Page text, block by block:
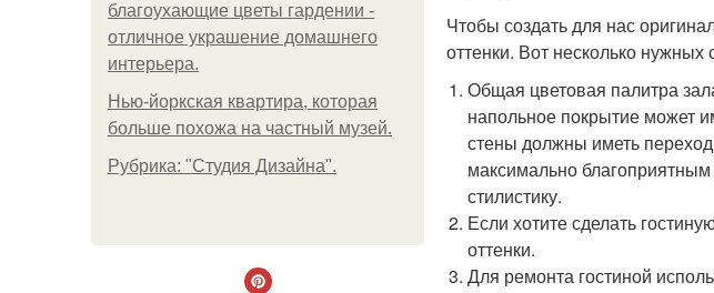
благоухающие цветы гардении -
отличное украшение домашнего
интерьера.
Нью-йоркская квартира, которая
больше похожа на частный музей.
Рубрика: "Студия Дизайна".
Чтобы создать для нас
оттенки. Вот несколько
Общая цветовая палитра
напольное покрытие может
стены должны иметь
максимально
стилистику.
Если хотите сделать
оттенки.
Для ремонта гостиной